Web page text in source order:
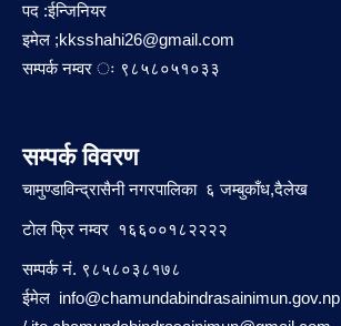
पद :ईन्जिनियर
इमेल ;kksshahi26@gmail.com
सम्पर्क नम्वर ः ९८५८०५१०३३
सम्पर्क विवरण
चामुण्डाविन्द्रासैनी नगरपालिका ६ जम्बुकाँध,दैलेख
टाेल फ्रि नम्वर १६६००१८२२२२
सम्पर्क नं. ९८५८०३८१७८
ईमेल info@chamundabindrasainimun.gov.np